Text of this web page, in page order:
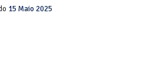
15 Maio 2025